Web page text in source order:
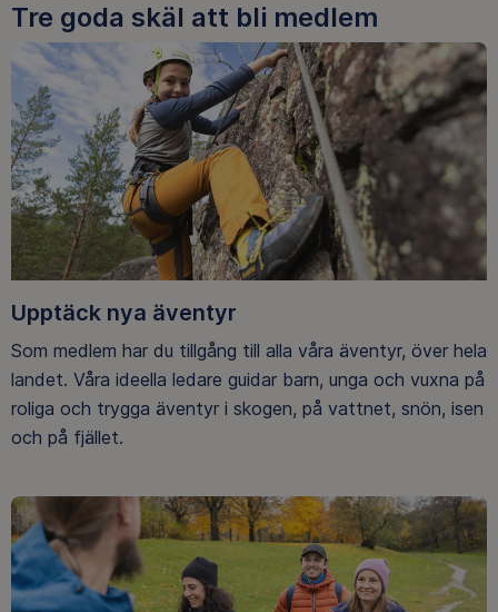
Tre goda skäl att bli medlem
Upptäck nya äventyr
Som medlem har du tillgång till alla våra äventyr, över hela
landet. Våra ideella ledare guidar barn, unga och vuxna på
roliga och trygga äventyr i skogen, på vattnet, snön, isen
och på fjället.